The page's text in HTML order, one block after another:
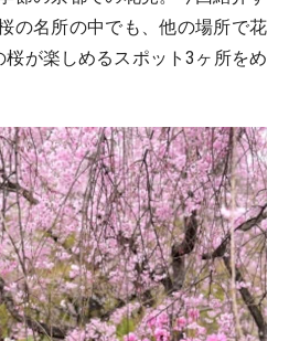
の名所の中でも、他の場所で花
が楽しめるスポット3ヶ所をめ